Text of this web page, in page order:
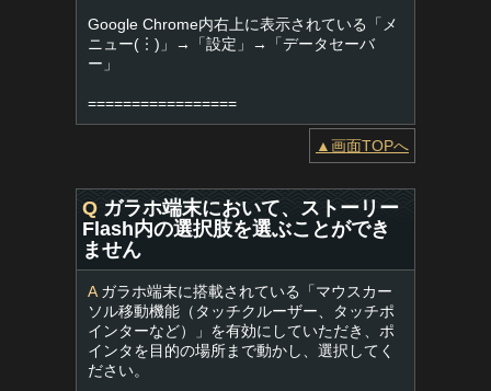
Google Chrome内右上に表示されている「メ
ニュー(︙)」→「設定」→「データセーバ
ー」
=================
▲画面TOPへ
Q ガラホ端末において、ストーリー
Flash内の選択肢を選ぶことができ
ません
Aガラホ端末に搭載されている「マウスカー
ソル移動機能（タッチクルーザー、タッチポ
インターなど）」を有効にしていただき、ポ
インタを目的の場所まで動かし、選択してく
ださい。